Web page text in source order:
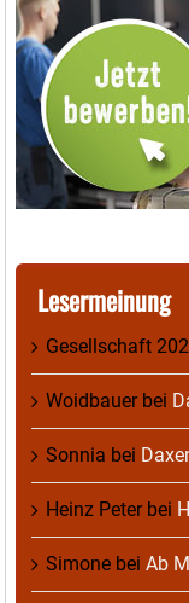
Lesermeinung
Gesellschaft
Woidbauerbei
Sonnia bei
Heinz Peterbei
Simone bei Ab